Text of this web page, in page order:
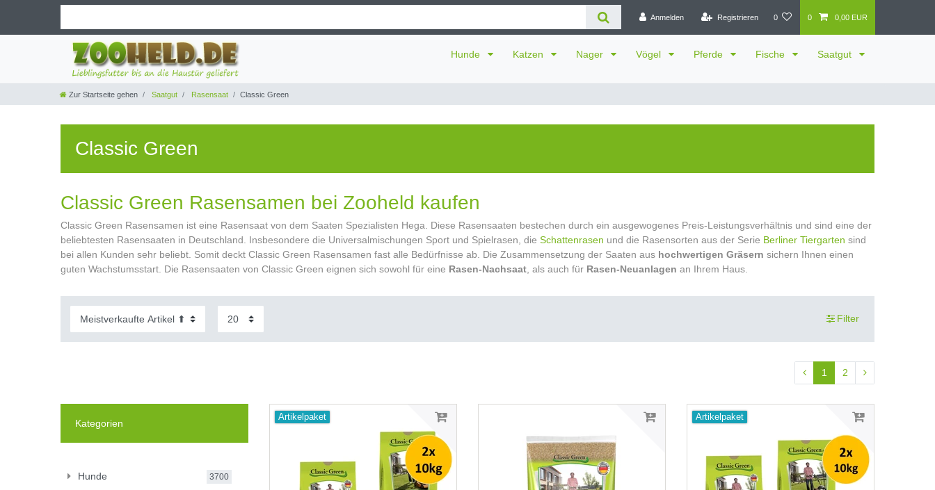
Anmelden Registrieren 0 0 0,00 EUR
Hunde Katzen Nager Vögel Pferde Fische Saatgut
Zur Startseite gehen Saatgut Rasensaat Classic Green
Classic Green
Classic Green Rasensamen bei Zooheld kaufen
Classic Green Rasensamen ist eine Rasensaat von dem Saaten Spezialisten Hega. Diese Rasensaaten bestechen durch ein ausgewogenes Preis-Leistungsverhältnis und sind eine der
beliebtesten Rasensaaten in Deutschland. Insbesondere die Universalmischungen Sport und Spielrasen, die Schattenrasen und die Rasensorten aus der Serie Berliner Tiergarten sind
bei allen Kunden sehr beliebt. Somit deckt Classic Green Rasensamen fast alle Bedürfnisse ab. Die Zusammensetzung der Saaten aus hochwertigen Gräsern sichern Ihnen einen
guten Wachstumsstart. Die Rasensaaten von Classic Green eignen sich sowohl für eine Rasen-Nachsaat , als auch für Rasen-Neuanlagen an Ihrem Haus.
Filter
1 2
Kategorien
Hunde 3700
Artikelpaket Artikelpaket